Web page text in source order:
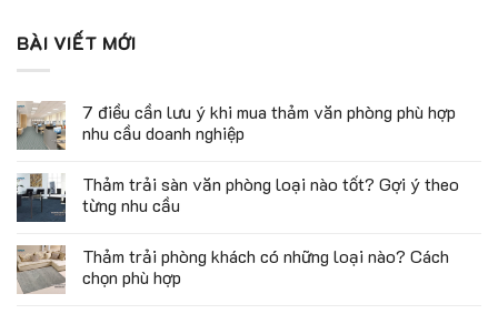
BÀI VIẾT MỚI
7 điều cần lưu ý khi mua thảm văn phòng phù hợp
nhu cầu doanh nghiệp
Thảm trải sàn văn phòng loại nào tốt? Gợi ý theo
từng nhu cầu
Thảm trải phòng khách có những loại nào? Cách
chọn phù hợp